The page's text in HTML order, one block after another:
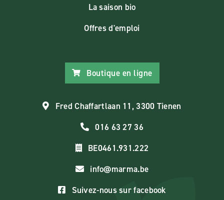
La saison bio
Offres d'emploi
Boutique en ligne
Fred Chaffartlaan 11, 3300 Tienen
016 63 27 36
BE0461.931.222
info@marma.be
Suivez-nous sur facebook